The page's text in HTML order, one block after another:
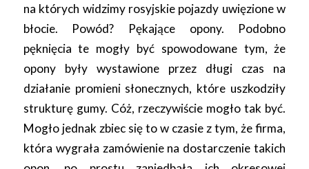
na których widzimy rosyjskie pojazdy uwięzione w
błocie. Powód? Pękające opony. Podobno
pęknięcia te mogły być spowodowane tym, że
opony były wystawione przez długi czas na
działanie promieni słonecznych, które uszkodziły
strukturę gumy. Cóż, rzeczywiście mogło tak być.
Mogło jednak zbiec się to w czasie z tym, że firma,
która wygrała zamówienie na dostarczenie takich